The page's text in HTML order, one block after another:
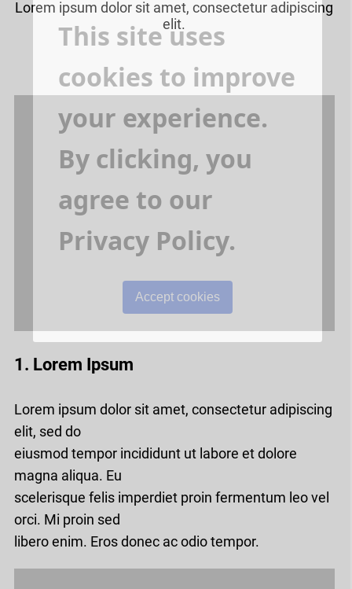
Lorem ipsum dolor sit amet, consectetur adipiscing
elit.
1. Lorem Ipsum
Lorem ipsum dolor sit amet, consectetur adipiscing
elit, sed do
eiusmod tempor incididunt ut labore et dolore
magna aliqua. Eu
scelerisque felis imperdiet proin fermentum leo vel
orci. Mi proin sed
libero enim. Eros donec ac odio tempor.
This site uses
cookies to improve
your experience.
By clicking, you
agree to our
Privacy Policy.
Accept cookies